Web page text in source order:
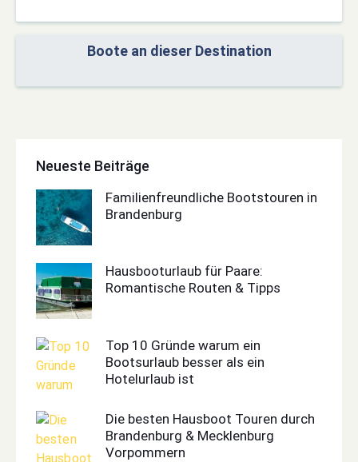
Boote an dieser Destination
Neueste Beiträge
Familienfreundliche Bootstouren in
Brandenburg
Hausbooturlaub für Paare:
Romantische Routen & Tipps
Top 10 Gründe warum ein
Bootsurlaub besser als ein
Hotelurlaub ist
Die besten Hausboot Touren durch
Brandenburg & Mecklenburg
Vorpommern